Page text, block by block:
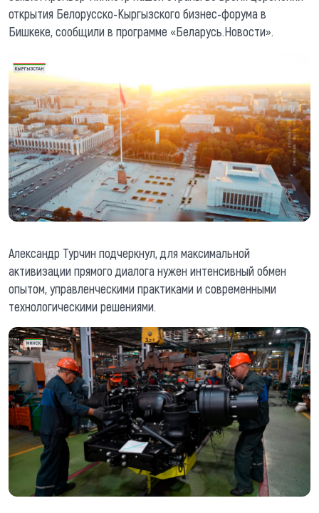
открытия Белорусско-Кыргызского бизнес-форума в
Бишкеке, сообщили в программе «Беларусь.Новости».
Александр Турчин подчеркнул, для максимальной
активизации прямого диалога нужен интенсивный обмен
опытом, управленческими практиками и современными
технологическими решениями.